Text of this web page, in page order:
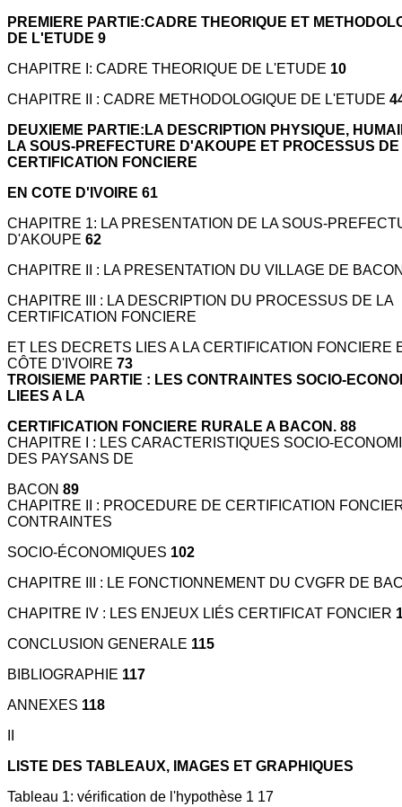
PREMIERE PARTIE:CADRE THEORIQUE ET
DE L'ETUDE 9
CHAPITRE I: CADRE THEORIQUE DE L'ETUDE 10
CHAPITRE II : CADRE METHODOLOGIQUE DE L'ETUDE
DEUXIEME PARTIE:LA DESCRIPTION PHYSIQUE,
LA SOUS-PREFECTURE D'AKOUPE ET PROCESSUS
CERTIFICATION FONCIERE
EN COTE D'IVOIRE 61
CHAPITRE 1: LA PRESENTATION DE LA SOUS-
D'AKOUPE 62
CHAPITRE II : LA PRESENTATION DU VILLAGE DE
CHAPITRE III : LA DESCRIPTION DU PROCESSUS DE LA
CERTIFICATION FONCIERE
ET LES DECRETS LIES A LA CERTIFICATION FONCIERE
CÔTE D'IVOIRE 73
TROISIEME PARTIE : LES CONTRAINTES SOCIO-
LIEES A LA
CERTIFICATION FONCIERE RURALE A BACON. 88
CHAPITRE I : LES CARACTERISTIQUES SOCIO-
DES PAYSANS DE
BACON 89
CHAPITRE II : PROCEDURE DE CERTIFICATION
CONTRAINTES
SOCIO-ÉCONOMIQUES 102
CHAPITRE III : LE FONCTIONNEMENT DU CVGFR DE
CHAPITRE IV : LES ENJEUX LIÉS CERTIFICAT FONCIER
CONCLUSION GENERALE 115
BIBLIOGRAPHIE 117
ANNEXES 118
LISTE DES TABLEAUX, IMAGES ET GRAPHIQUES
Tableau 1: vérification de l'hypothèse 1 17